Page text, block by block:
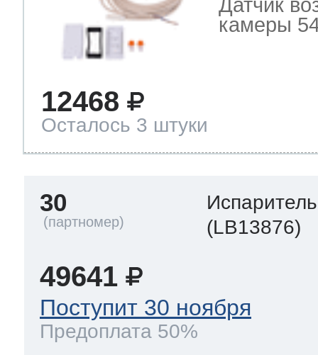
Датчик
камеры
12468
Осталось 3 штуки
30
(LB13876)
49641
Поступит 30 ноября
Предоплата 50%